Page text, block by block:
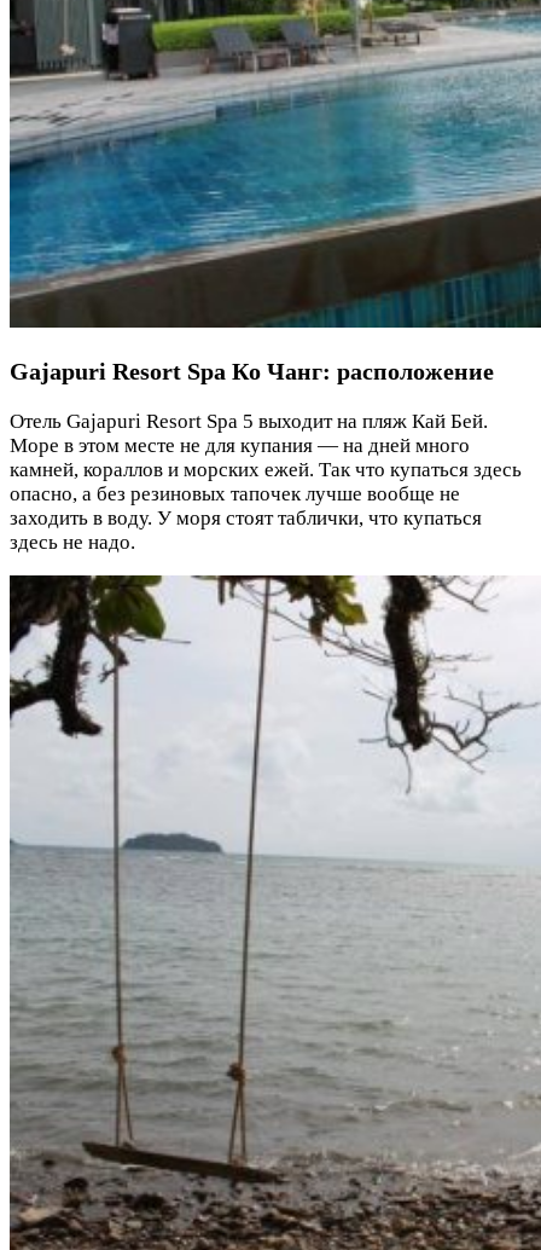
Gajapuri Resort Spa Ко Чанг: расположение
Отель Gajapuri Resort Spa 5 выходит на пляж Кай Бей.
Море в этом месте не для купания — на дней много
камней, кораллов и морских ежей. Так что купаться здесь
опасно, а без резиновых тапочек лучше вообще не
заходить в воду. У моря стоят таблички, что купаться
здесь не надо.